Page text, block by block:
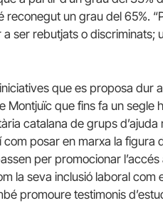
reconegut un grau del 65%.
ser rebutjats o discriminats;
que es proposa dur
Montjuïc que fins fa un segle
catalana de grups d’ajuda
posar en marxa la figura
per promocionar
la seva inclusió laboral com
promoure testimonis